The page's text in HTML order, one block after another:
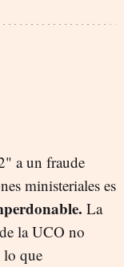
a un fraude
ministeriales es
La
la UCO no
lo que